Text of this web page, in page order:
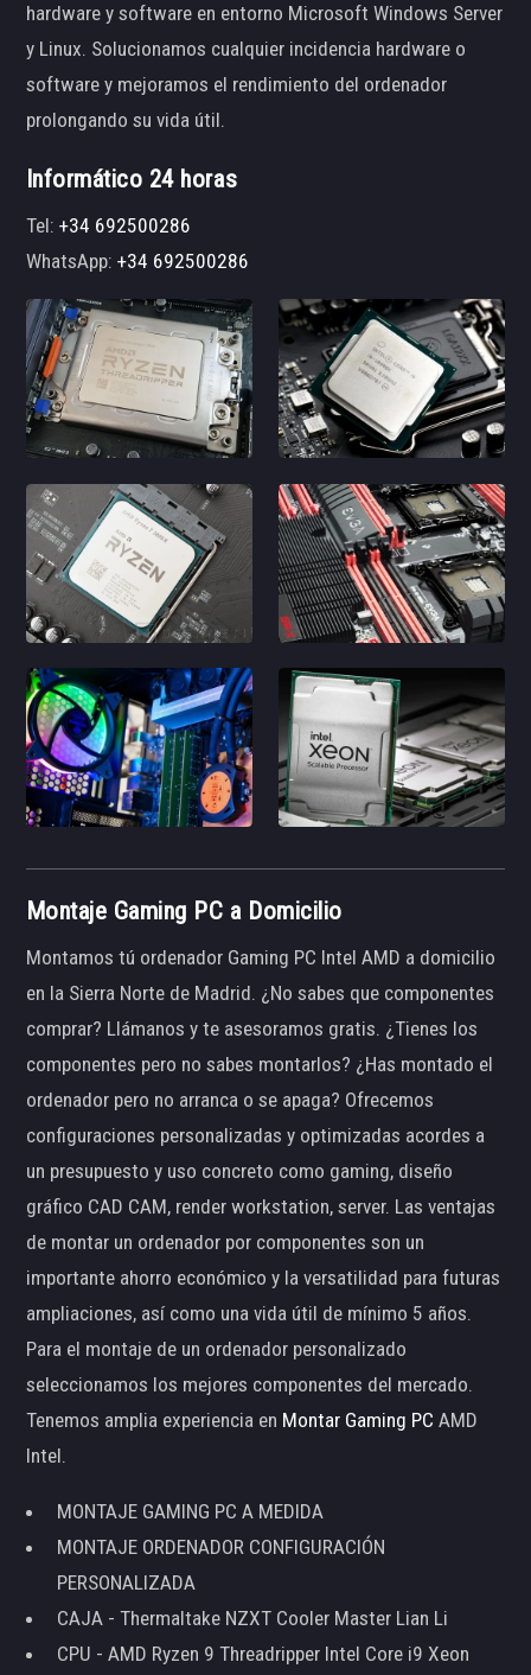
hardware y software en entorno Microsoft Windows Server
y Linux. Solucionamos cualquier incidencia hardware o
software y mejoramos el rendimiento del ordenador
prolongando su vida útil.
Informático 24 horas
Tel:+34 692500286
WhatsApp:+34 692500286
Montaje Gaming PC a Domicilio
Montamos tú ordenador Gaming PC Intel AMD a domicilio
en la Sierra Norte de Madrid. ¿No sabes que componentes
comprar? Llámanos y te asesoramos gratis. ¿Tienes los
componentes pero no sabes montarlos? ¿Has montado el
ordenador pero no arranca o se apaga? Ofrecemos
configuraciones personalizadas y optimizadas acordes a
un presupuesto y uso concreto como gaming, diseño
gráfico CAD CAM, render workstation, server. Las ventajas
de montar un ordenador por componentes son un
importante ahorro económico y la versatilidad para futuras
ampliaciones, así como una vida útil de mínimo 5 años.
Para el montaje de un ordenador personalizado
seleccionamos los mejores componentes del mercado.
Tenemos amplia experiencia en Montar Gaming PC AMD
Intel.
MONTAJE GAMING PC A MEDIDA
MONTAJE ORDENADOR CONFIGURACIÓN
PERSONALIZADA
CAJA - Thermaltake NZXT Cooler Master Lian Li
CPU - AMD Ryzen 9 Threadripper Intel Core i9 Xeon